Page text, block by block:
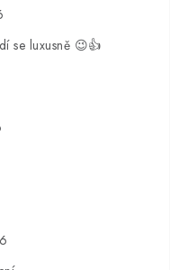
se luxusně 😉👍